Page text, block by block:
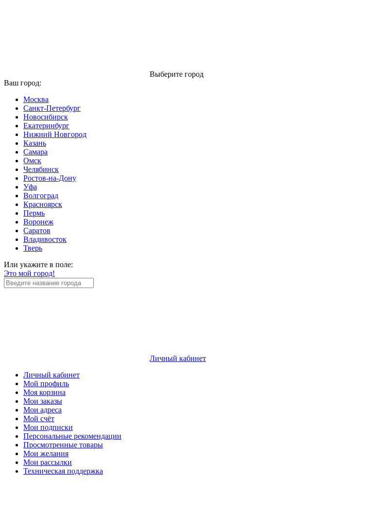
Выберите город
Ваш город:
Москва
Санкт-Петербург
Новосибирск
Екатеринбург
Нижний Новгород
Казань
Самара
Омск
Челябинск
Ростов-на-Дону
Уфа
Волгоград
Красноярск
Пермь
Воронеж
Саратов
Владивосток
Тверь
Или укажите в поле:
Это мой город!
Личный кабинет
Личный кабинет
Мой профиль
Моя корзина
Мои заказы
Мои адреса
Мой счёт
Мои подписки
Персональные рекомендации
Просмотренные товары
Мои желания
Мои рассылки
Техническая поддержка